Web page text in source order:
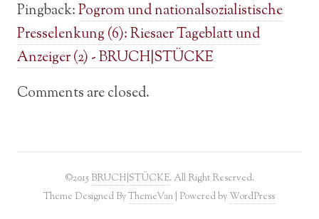
Pingback:Pogrom und nationalsozialistische
Presselenkung (6): Riesaer Tageblatt und
Anzeiger (2) - BRUCH|STÜCKE
Comments are closed.
©2015 BRUCH|STÜCKE. All Right Reserved.
Theme Designed ByThemeVan | Powered by WordPress